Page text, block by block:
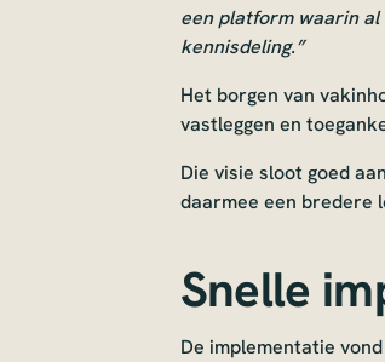
een platform waarin
kennisdeling.”
Het borgen van
vastleggen en
Die visie sloot goed
daarmee een bredere
Snelle
De implementatie